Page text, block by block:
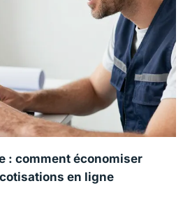
: comment économiser
en ligne